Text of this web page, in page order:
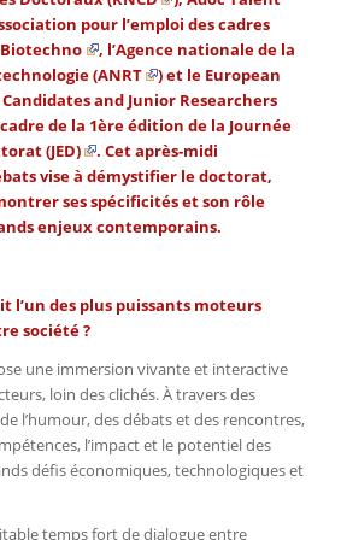
pour l’emploi des cadres
, l’Agence nationale de la
(ANRT
) et le European
and Junior Researchers
de la 1ère édition de la Journée
(JED)
. Cet après-midi
vise à démystifier le doctorat,
ses spécificités et son rôle
enjeux contemporains.
l’un des plus puissants moteurs
société ?
une immersion vivante et interactive
loin des clichés. À travers des
l’humour, des débats et des rencontres,
l’impact et le potentiel des
défis économiques, technologiques et
temps fort de dialogue entre